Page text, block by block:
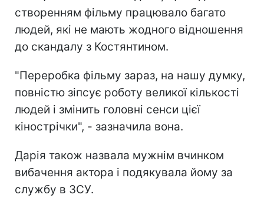
створенням фільму працювало багато
людей, які не мають жодного відношення
до скандалу з Костянтином.
"Переробка фільму зараз, на нашу думку,
повністю зіпсує роботу великої кількості
людей і змінить головні сенси цієї
кінострічки", - зазначила вона.
Дарія також назвала мужнім вчинком
вибачення актора і подякувала йому за
службу в ЗСУ.